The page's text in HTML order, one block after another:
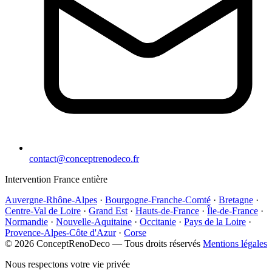
contact@conceptrenodeco.fr
Intervention France entière
Auvergne-Rhône-Alpes · Bourgogne-Franche-Comté · Bretagne ·
Centre-Val de Loire · Grand Est · Hauts-de-France · Île-de-France ·
Normandie · Nouvelle-Aquitaine · Occitanie · Pays de la Loire ·
Provence-Alpes-Côte d'Azur · Corse
© 2026 ConceptRenoDeco — Tous droits réservés Mentions légales
Nous respectons votre vie privée